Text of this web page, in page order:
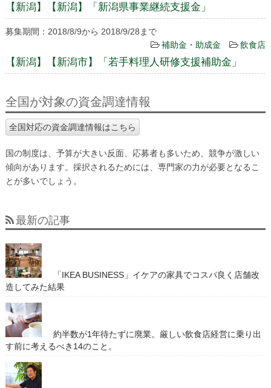
【新潟】【新潟】「新潟県事業継続支援金」
募集期間：2018/8/9から 2018/9/28まで
補助金・助成金
飲食店
【新潟】【新潟市】「若手料理人研修支援補助金」
全国が対象の資金調達情報
全国対応の資金調達情報はこちら
国の制度は、予算が大きい反面、応募者も多いため、競争が激しい
傾向があります。採択されるためには、専門家の力が必要となるこ
とが多いでしょう。
最新の記事
「IKEA BUSINESS」イケアの家具でコスパ良く店舗改
造してみた結果
約半数が1年待たずに廃業。厳しい飲食店経営に乗り出
す前に考えるべき14のこと。